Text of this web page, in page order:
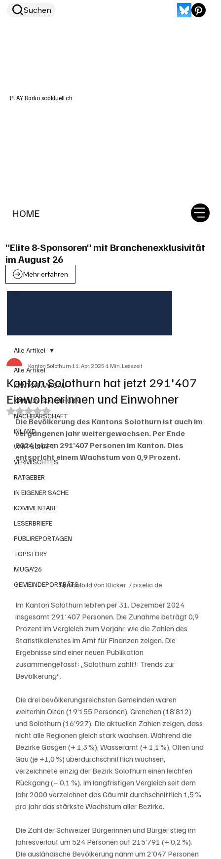
HOME
Suchen
PLAY Radio soaktuell.ch
"Elite 8-Sponsoren" mit Branchenexklusivität
im August 26
Mehr erfahren
Alle Artikel
KANTON AARGAU
KANTON SOLOTHURN
NACHBARSCHAFT
INLAND
WIRTSCHAFT
VERMISCHTES
RATGEBER
IN EIGENER SACHE
KOMMENTARE
LESERBRIEFE
PUBLIREPORTAGEN
TOPSTORY
MUGA'26
GEMEINDEPORTRÄTS
Alle Artikel
Kanton Solothurn hat jetzt 291'407
Einwohnerinnen und Einwohner
Kanton Solothurn11. Apr. 20251 Min. Lesezeit
Mit NaN von 5 Sternen bewertet.
Die Bevölkerung des Kantons Solothurn ist auch im
vergangenen Jahr weitergewachsen. Per Ende
2024 lebten 291’407 Personen im Kanton. Dies
entspricht einem Wachstum von 0,9 Prozent.
Symbolbild von Klicker  / pixelio.de
Im Kanton Solothurn lebten per 31. Dezember 2024
insgesamt 291'407 Personen. Die Zunahme beträgt 0,9
Prozent im Vergleich zum Vorjahr, wie die Zahlen des
Statistikdienstes im Amt für Finanzen zeigen. Die
Ergebnisse sind einer neuen Publikation
zusammengefasst: „Solothurn zählt!: Trends zur
Bevölkerung“.
Die drei bevölkerungsreichsten Gemeinden waren
weiterhin Olten (19’155 Personen), Grenchen (18’812)
und Solothurn (16’927). Die aktuellen Zahlen zeigen, dass
nicht alle Regionen gleich stark wachsen. Während die
Bezirke Gösgen (+ 1,3 %), Wasseramt (+ 1,1 %), Olten und
Gäu (je +1,0 %) überdurchschnittlich wuchsen,
verzeichnete einzig der Bezirk Solothurn einen leichten
Rückgang (– 0,1 %). Im langfristigen Vergleich seit dem
Jahr 2000 verzeichnet das Gäu mit durchschnittlich 1,5 %
pro Jahr das stärkste Wachstum aller Bezirke.
Die Zahl der Schweizer Bürgerinnen und Bürger stieg im
Jahresverlauf um 524 Personen auf 215’791 (+ 0,2 %).
Die ausländische Bevölkerung nahm um 2’047 Personen